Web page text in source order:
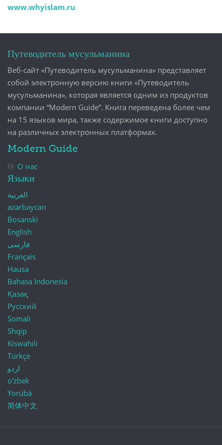
www.whyislam.ru
Путеводитель мусульманина
Веб-сайт «Путеводитель мусульманина» представляет
собой электронную версию книги «Путеводитель
мусульманина», которая является одним из продуктов
компании “Modern Guide”. Книга переведена более чем
на 15 языков мира, также содержимое книги доступно
на различных электронных платформах.
Modern Guide
О нас
Языки
العربية
azərbaycan
Bosanski
English
فارسی
Français
Hausa
Bahasa Indonesia
Қазақ
Русский
Somali
Shqip
Kiswahili
Türkçe
اردو
o'zbek
Yorùbá
简体中文